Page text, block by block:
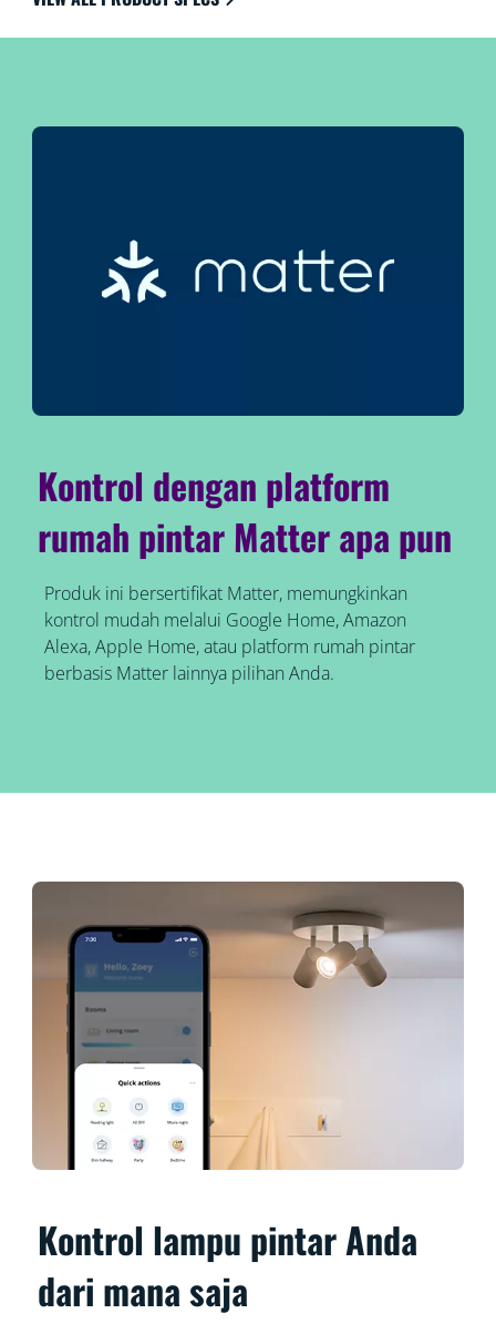
HomeKit untuk kemudahan penggunaan terbaik.
Kontrol dengan platform
rumah pintar Matter apa pun
Produk ini bersertifikat Matter, memungkinkan
kontrol mudah melalui Google Home, Amazon
Alexa, Apple Home, atau platform rumah pintar
berbasis Matter lainnya pilihan Anda.
Kontrol lampu pintar Anda
dari mana saja